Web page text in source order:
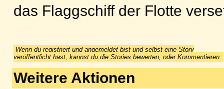
das Flaggschiff der Flotte
Wenn du registriert und angemeldet bist und selbst eine Story
veröffentlicht hast, kannst du die Stories bewerten, oder Kommentieren.
Weitere Aktionen